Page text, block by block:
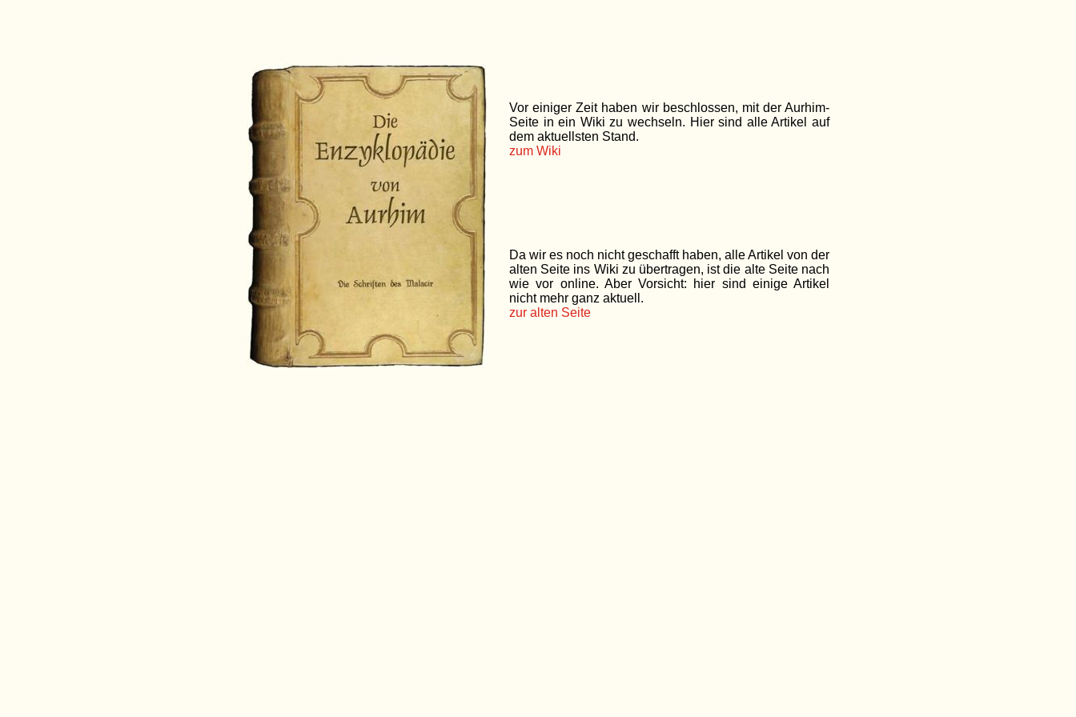
Vor einiger Zeit haben wir beschlossen, mit der Aurhim-
Seite in ein Wiki zu wechseln. Hier sind alle Artikel auf
dem aktuellsten Stand.
zum Wiki
Da wir es noch nicht geschafft haben, alle Artikel von der
alten Seite ins Wiki zu übertragen, ist die alte Seite nach
wie vor online. Aber Vorsicht: hier sind einige Artikel
nicht mehr ganz aktuell.
zur alten Seite